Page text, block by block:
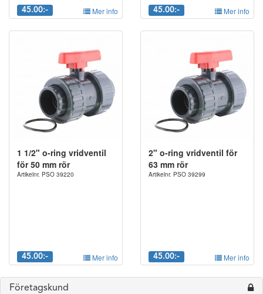
45.00:- Mer info 45.00:- Mer info
1 1/2" o-ring vridventil
för 50 mm rör
Artikelnr. PSO 39220
45.00:- Mer info
2" o-ring vridventil för
63 mm rör
Artikelnr. PSO 39299
45.00:- Mer info
Företagskund